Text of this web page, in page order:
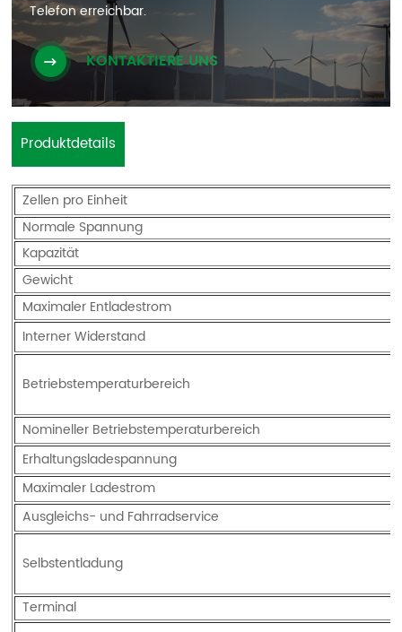
Telefon erreichbar.
KONTAKTIERE UNS
Produktdetails
Zellen pro Einheit
Normale Spannung
Kapazität
Gewicht
Maximaler Entladestrom
Interner Widerstand
Betriebstemperaturbereich
Nomineller Betriebstemperaturbereich
Erhaltungsladespannung
Maximaler Ladestrom
Ausgleichs- und Fahrradservice
Selbstentladung
Terminal